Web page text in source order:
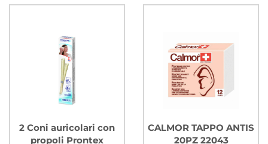
2 Coni auricolari con
propoli Prontex
CALMOR TAPPO ANTIS
20PZ 22043